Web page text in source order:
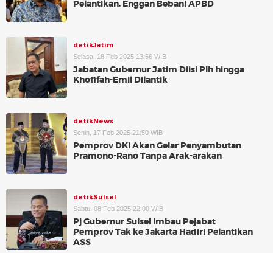
Pelantikan, Enggan Bebani APBD
detikJatim
Selasa, 18 Feb 2025 13:56 WIB
Jabatan Gubernur Jatim Diisi Plh hingga
Khofifah-Emil Dilantik
detikNews
Senin, 17 Feb 2025 21:50 WIB
Pemprov DKI Akan Gelar Penyambutan
Pramono-Rano Tanpa Arak-arakan
detikSulsel
Sabtu, 08 Feb 2025 22:00 WIB
Pj Gubernur Sulsel Imbau Pejabat
Pemprov Tak ke Jakarta Hadiri Pelantikan
ASS